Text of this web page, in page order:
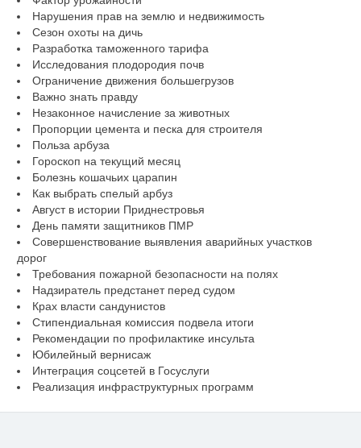
Нарушения прав на землю и недвижимость
Сезон охоты на дичь
Разработка таможенного тарифа
Исследования плодородия почв
Ограничение движения большегрузов
Важно знать правду
Незаконное начисление за животных
Пропорции цемента и песка для строителя
Польза арбуза
Гороскоп на текущий месяц
Болезнь кошачьих царапин
Как выбрать спелый арбуз
Август в истории Приднестровья
День памяти защитников ПМР
Совершенствование выявления аварийных участков
дорог
Требования пожарной безопасности на полях
Надзиратель предстанет перед судом
Крах власти сандунистов
Стипендиальная комиссия подвела итоги
Рекомендации по профилактике инсульта
Юбилейный вернисаж
Интеграция соцсетей в Госуслуги
Реализация инфраструктурных программ